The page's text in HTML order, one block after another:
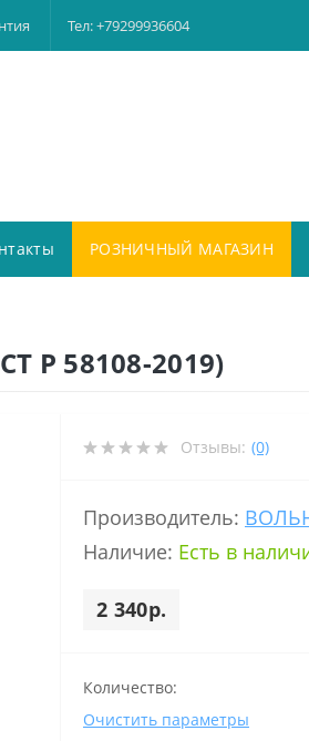
Тел: +79299936604
РОЗНИЧНЫЙ МАГАЗИН
Р 58108-2019)
Отзывы: (0)
Производитель:
Наличие: Есть в
2 340р.
Количество:
Очистить параметры